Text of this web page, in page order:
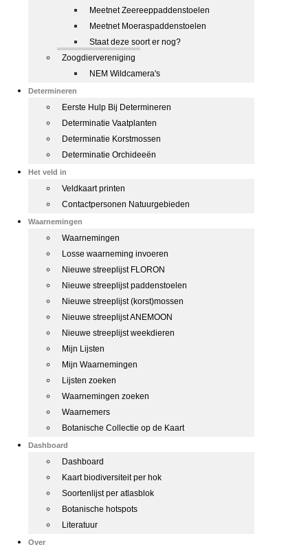
Meetnet Zeereeppaddenstoelen
Meetnet Moeraspaddenstoelen
Staat deze soort er nog?
Zoogdiervereniging
NEM Wildcamera's
Determineren
Eerste Hulp Bij Determineren
Determinatie Vaatplanten
Determinatie Korstmossen
Determinatie Orchideeën
Het veld in
Veldkaart printen
Contactpersonen Natuurgebieden
Waarnemingen
Waarnemingen
Losse waarneming invoeren
Nieuwe streeplijst FLORON
Nieuwe streeplijst paddenstoelen
Nieuwe streeplijst (korst)mossen
Nieuwe streeplijst ANEMOON
Nieuwe streeplijst weekdieren
Mijn Lijsten
Mijn Waarnemingen
Lijsten zoeken
Waarnemingen zoeken
Waarnemers
Botanische Collectie op de Kaart
Dashboard
Dashboard
Kaart biodiversiteit per hok
Soortenlijst per atlasblok
Botanische hotspots
Literatuur
Over